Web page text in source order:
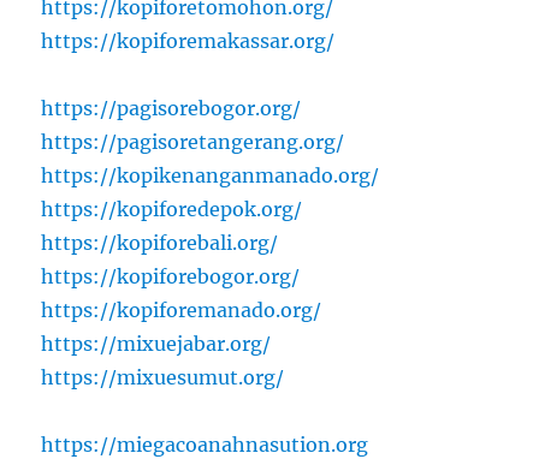
https://kopiforetomohon.org/
https://kopiforemakassar.org/
https://pagisorebogor.org/
https://pagisoretangerang.org/
https://kopikenanganmanado.org/
https://kopiforedepok.org/
https://kopiforebali.org/
https://kopiforebogor.org/
https://kopiforemanado.org/
https://mixuejabar.org/
https://mixuesumut.org/
https://miegacoanahnasution.org